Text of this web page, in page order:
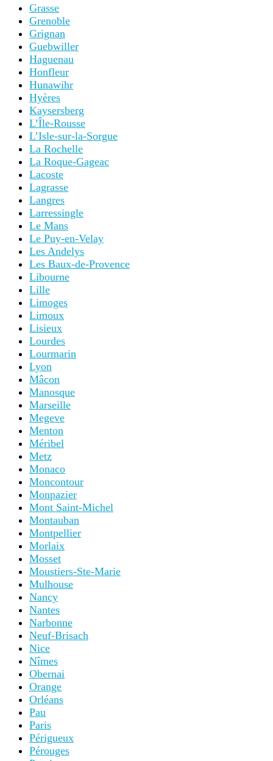
Grasse
Grenoble
Grignan
Guebwiller
Haguenau
Honfleur
Hunawihr
Hyères
Kaysersberg
L’Île-Rousse
L’Isle-sur-la-Sorgue
La Rochelle
La Roque-Gageac
Lacoste
Lagrasse
Langres
Larressingle
Le Mans
Le Puy-en-Velay
Les Andelys
Les Baux-de-Provence
Libourne
Lille
Limoges
Limoux
Lisieux
Lourdes
Lourmarin
Lyon
Mâcon
Manosque
Marseille
Megeve
Menton
Méribel
Metz
Monaco
Moncontour
Monpazier
Mont Saint-Michel
Montauban
Montpellier
Morlaix
Mosset
Moustiers-Ste-Marie
Mulhouse
Nancy
Nantes
Narbonne
Neuf-Brisach
Nice
Nîmes
Obernai
Orange
Orléans
Pau
Paris
Périgueux
Pérouges